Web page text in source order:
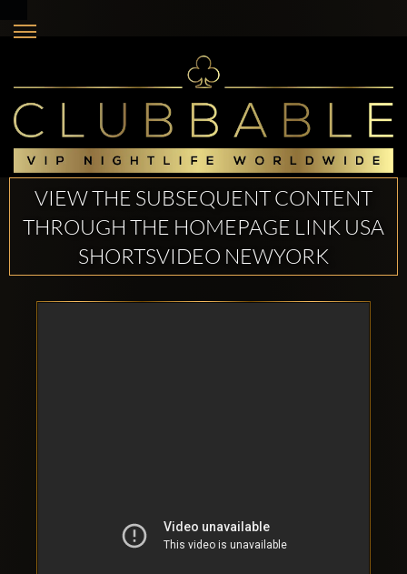
VIEW THE SUBSEQUENT CONTENT
THROUGH THE HOMEPAGE LINK USA
SHORTSVIDEO NEWYORK